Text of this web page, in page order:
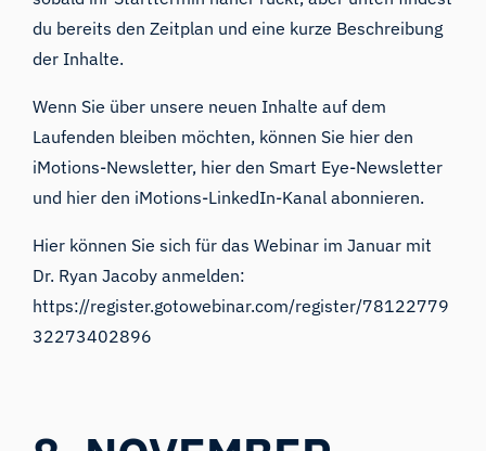
du bereits den Zeitplan und eine kurze Beschreibung
der Inhalte.
Wenn Sie über unsere neuen Inhalte auf dem
Laufenden bleiben möchten, können Sie hier den
iMotions-Newsletter, hier den Smart Eye-Newsletter
und hier den iMotions-LinkedIn-Kanal abonnieren.
Hier können Sie sich für das Webinar im Januar mit
Dr. Ryan Jacoby anmelden:
https://register.gotowebinar.com/register/78122779
32273402896